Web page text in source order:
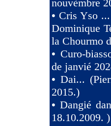
nouvèmbre
• Cris Yso
Dominique
la Chourmo
• Curo-
de janvié
• Dai...
2015.)
• Dangié
18.10.2009. )